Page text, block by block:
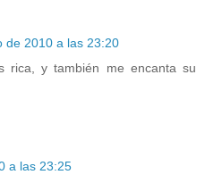
de 2010 a las 23:20
rica, y también me encanta su
a las 23:25